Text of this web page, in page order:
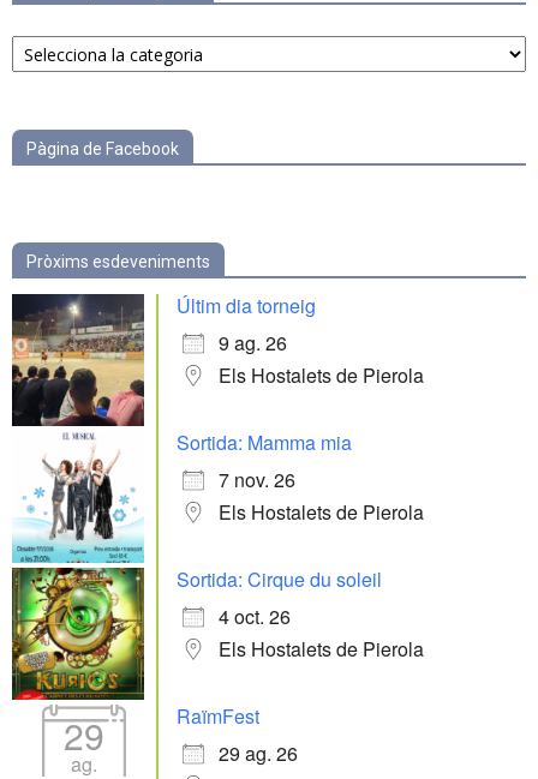
Notícies
per
Pàgina de Facebook
Pròxims esdeveniments
Últim dia torneig
9 ag. 26
Els Hostalets de Pierola
Sortida: Mamma mia
7 nov. 26
Els Hostalets de Pierola
Sortida: Cirque du soleil
4 oct. 26
Els Hostalets de Pierola
29
ag.
RaïmFest
29 ag. 26